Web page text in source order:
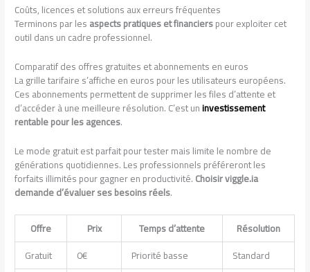
Coûts, licences et solutions aux erreurs fréquentes
Terminons par lesaspects pratiques et financierspour exploiter cet
outil dans un cadre professionnel.
Comparatif des offres gratuites et abonnements en euros
La grille tarifaire s’affiche en euros pour les utilisateurs européens.
Ces abonnements permettent de supprimer les files d’attente et
d’accéder à une meilleure résolution. C’est uninvestissement
rentable pour les agences.
Le mode gratuit est parfait pour tester mais limite le nombre de
générations quotidiennes. Les professionnels préféreront les
forfaits illimités pour gagner en productivité.Choisir viggle.ia
demande d’évaluer ses besoins réels.
Offre
Prix Temps d’attente
Résolution
Gratuit
0€ Priorité basse
Standard